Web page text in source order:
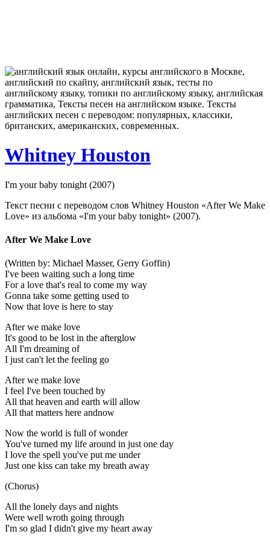
Whitney Houston
I'm your baby tonight (2007)
Текст песни с переводом слов Whitney Houston «After We Make
Love» из альбома «I'm your baby tonight» (2007).
After We Make Love
(Written by: Michael Masser, Gerry Goffin)
I've been waiting such a long time
For a love that's real to come my way
Gonna take some getting used to
Now that love is here to stay
After we make love
It's good to be lost in the afterglow
All I'm dreaming of
I just can't let the feeling go
After we make love
I feel I've been touched by
All that heaven and earth will allow
All that matters here andnow
Now the world is full of wonder
You've turned my life around in just one day
I love the spell you've put me under
Just one kiss can take my breath away
(Chorus)
All the lonely days and nights
Were well wroth going through
I'm so glad I didn't give my heart away